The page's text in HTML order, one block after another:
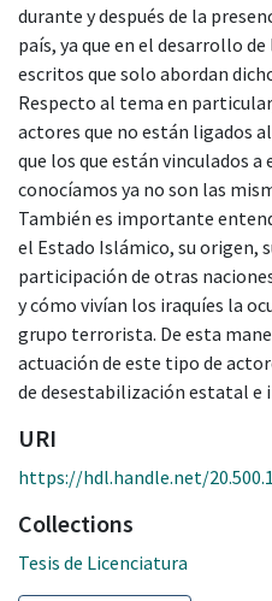
durante y después de la
país, ya que en el desarrollo
escritos que solo abordan
Respecto al tema en
actores que no están ligados
que los que están vinculados a
conocíamos ya no son las
También es importante
el Estado Islámico, su origen,
participación de otras
y cómo vivían los iraquíes la
grupo terrorista. De esta
actuación de este tipo de
de desestabilización estatal e
URI
https://hdl.handle.net/
Collections
Tesis de Licenciatura